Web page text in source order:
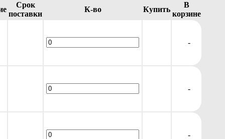
Срок
поставки
К-во Купить
В
корзине
-
-
-